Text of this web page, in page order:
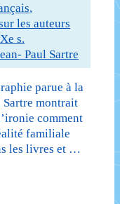
,
les auteurs
s.
Paul Sartre
parue à la
montrait
comment
familiale
les livres et …